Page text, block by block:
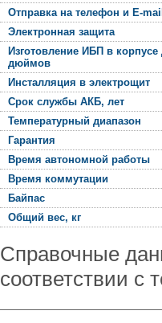
Отправка на телефон и E-
Электронная защита
Изготовление ИБП в
дюймов
Инсталляция в электрощит
Срок службы АКБ, лет
Температурный диапазон
Гарантия
Время автономной работы
Время коммутации
Байпас
Общий вес, кг
Справочные
соответствии с